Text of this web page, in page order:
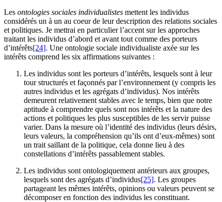
Les ontologies sociales individualistes mettent les individus
considérés un à un au coeur de leur description des relations sociales
et politiques. Je mettrai en particulier l’accent sur les approches
traitant les individus d’abord et avant tout comme des porteurs
d’intérêts[24]. Une ontologie sociale individualiste axée sur les
intérêts comprend les six affirmations suivantes :
Les individus sont les porteurs d’intérêts, lesquels sont à leur
tour structurés et façonnés par l’environnement (y compris les
autres individus et les agrégats d’individus). Nos intérêts
demeurent relativement stables avec le temps, bien que notre
aptitude à comprendre quels sont nos intérêts et la nature des
actions et politiques les plus susceptibles de les servir puisse
varier. Dans la mesure où l’identité des individus (leurs désirs,
leurs valeurs, la compréhension qu’ils ont d’eux-mêmes) sont
un trait saillant de la politique, cela donne lieu à des
constellations d’intérêts passablement stables.
Les individus sont ontologiquement antérieurs aux groupes,
lesquels sont des agrégats d’individus[25]. Les groupes
partageant les mêmes intérêts, opinions ou valeurs peuvent se
décomposer en fonction des individus les constituant.